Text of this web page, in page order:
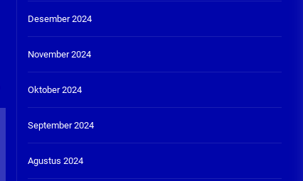
Desember 2024
November 2024
Oktober 2024
September 2024
Agustus 2024